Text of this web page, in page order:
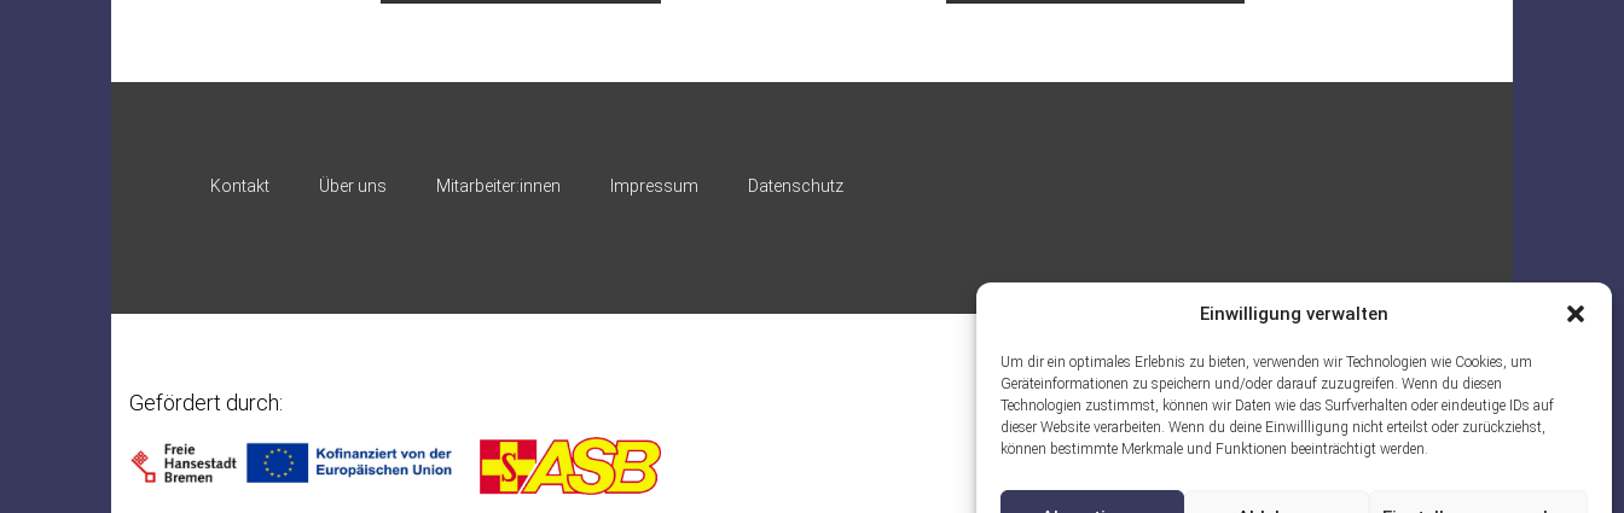
Einwilligung verwalten
Um dir ein optimales Erlebnis zu bieten, verwenden wir Technologien wie Cookies, um
Geräteinformationen zu speichern und/oder darauf zuzugreifen. Wenn du diesen
Technologien zustimmst, können wir Daten wie das Surfverhalten oder eindeutige IDs auf
dieser Website verarbeiten. Wenn du deine Einwillligung nicht erteilst oder zurückziehst,
können bestimmte Merkmale und Funktionen beeinträchtigt werden.
Kontakt Über uns Mitarbeiter:innen Impressum Datenschutz
Gefördert durch: